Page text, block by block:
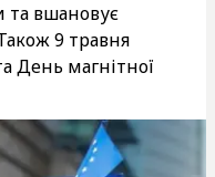
та вшановує
9 травня
День магнітної